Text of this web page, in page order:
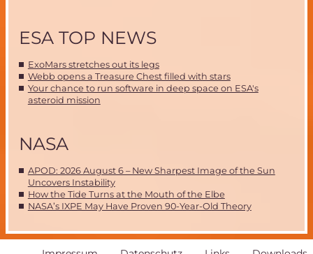
ESA TOP NEWS
ExoMars stretches out its legs
Webb opens a Treasure Chest filled with stars
Your chance to run software in deep space on ESA's
asteroid mission
NASA
APOD: 2026 August 6 – New Sharpest Image of the Sun
Uncovers Instability
How the Tide Turns at the Mouth of the Elbe
NASA’s IXPE May Have Proven 90-Year-Old Theory